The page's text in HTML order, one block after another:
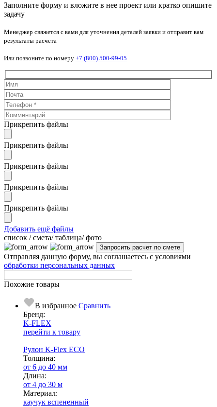
Заполните форму и вложите в нее проект или кратко опишите
задачу
Менеджер свяжется с вами для уточнения деталей заявки и отправит вам
результаты расчета
Или позвоните по номеру +7 (800) 500-99-05
Прикрепить файлы
Прикрепить файлы
Прикрепить файлы
Прикрепить файлы
Прикрепить файлы
Добавить ещё файлы
cписок / смета/ таблица/ фото
Отправляя данную форму, вы соглашаетесь с условиями
обработки персональных данных
Похожие товары
В избранное Сравнить
Бренд:
K-FLEX
перейти к товару
Рулон K-Flex ECO
Тол­щи­на:
от 6 до 40 мм
Длина:
от 4 до 30 м
Ма­­те­­ри­­ал:
каучук вспененный